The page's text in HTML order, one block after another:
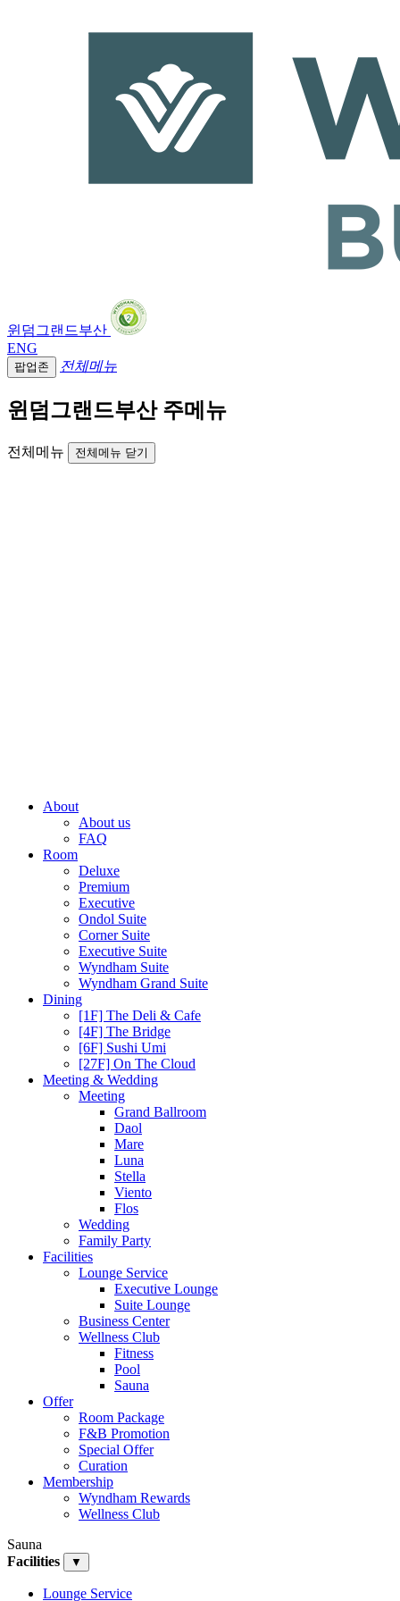
윈덤그랜드부산
ENG
팝업존 전체메뉴
윈덤그랜드부산 주메뉴
전체메뉴 전체메뉴 닫기
About
About us
FAQ
Room
Deluxe
Premium
Executive
Ondol Suite
Corner Suite
Executive Suite
Wyndham Suite
Wyndham Grand Suite
Dining
[1F] The Deli & Cafe
[4F] The Bridge
[6F] Sushi Umi
[27F] On The Cloud
Meeting & Wedding
Meeting
Grand Ballroom
Daol
Mare
Luna
Stella
Viento
Flos
Wedding
Family Party
Facilities
Lounge Service
Executive Lounge
Suite Lounge
Business Center
Wellness Club
Fitness
Pool
Sauna
Offer
Room Package
F&B Promotion
Special Offer
Curation
Membership
Wyndham Rewards
Wellness Club
Sauna
Facilities
▼
Lounge Service